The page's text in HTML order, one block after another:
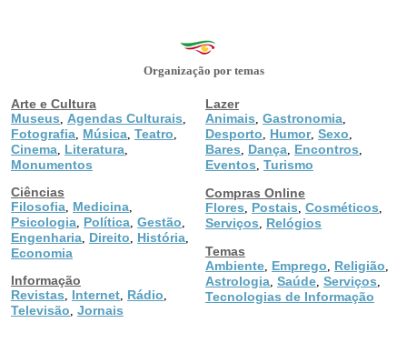
Organização por temas
Arte e Cultura
Museus
Agendas Culturais
Fotografia Música Teatro
Cinema Literatura
Monumentos
Ciências
Filosofia Medicina
Psicologia Política Gestão
Engenharia Direito História
Economia
Informação
Revistas
Internet Rádio
Televisão Jornais
Lazer
Animais Gastronomia
Desporto Humor, Sexo
Bares Dança Encontros
Eventos Turismo
Compras Online
Flores
Postais Cosméticos
Serviços
Relógios
Temas
Ambiente Emprego Religião
Astrologia Saúde Serviços
Tecnologias de Informação